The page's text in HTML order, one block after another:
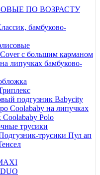
ПО ВОЗРАСТУ
бамбуково-
c большим карманом
липучках бамбуково-
подгузник Babycity
Coolababy на липучках
Coolababy Polo
трусики
трусики Пул ап